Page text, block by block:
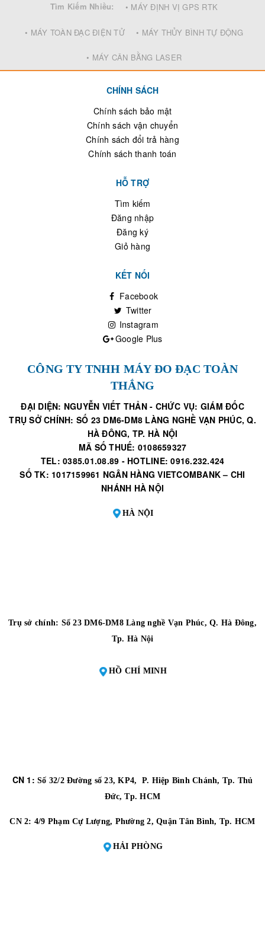
Tìm Kiếm Nhiều: • MÁY ĐỊNH VỊ GPS RTK
• MÁY TOÀN ĐẠC ĐIỆN TỬ • MÁY THỦY BÌNH TỰ ĐỘNG
• MÁY CÂN BẰNG LASER
CHÍNH SÁCH
Chính sách bảo mật
Chính sách vận chuyển
Chính sách đổi trả hàng
Chính sách thanh toán
HỖ TRỢ
Tìm kiếm
Đăng nhập
Đăng ký
Giỏ hàng
KẾT NỐI
Facebook
Twitter
Instagram
Google Plus
CÔNG TY TNHH MÁY ĐO ĐẠC TOÀN
THẮNG
ĐẠI DIỆN: NGUYỄN VIẾT THẢN - CHỨC VỤ: GIÁM ĐỐC
TRỤ SỞ CHÍNH: SỐ 23 DM6-DM8 LÀNG NGHỀ VẠN PHÚC, Q.
HÀ ĐÔNG, TP. HÀ NỘI
MÃ SỐ THUẾ: 0108659327
TEL: 0385.01.08.89 - HOTLINE: 0916.232.424
SỐ TK: 1017159961 NGÂN HÀNG VIETCOMBANK – CHI
NHÁNH HÀ NỘI
HÀ NỘI
Trụ sở chính: Số 23 DM6-DM8 Làng nghề Vạn Phúc, Q. Hà Đông,
Tp. Hà Nội
HỒ CHÍ MINH
CN 1: Số 32/2 Đường số 23, KP4, P. Hiệp Bình Chánh, Tp. Thủ
Đức, Tp. HCM
CN 2: 4/9 Phạm Cự Lượng, Phường 2, Quận Tân Bình, Tp. HCM
HẢI PHÒNG